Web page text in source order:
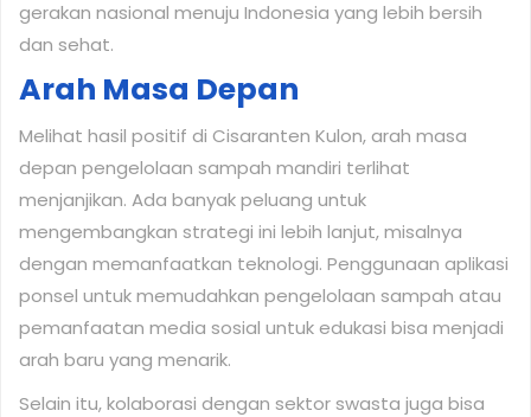
gerakan nasional menuju Indonesia yang lebih bersih
dan sehat.
Arah Masa Depan
Melihat hasil positif di Cisaranten Kulon, arah masa
depan pengelolaan sampah mandiri terlihat
menjanjikan. Ada banyak peluang untuk
mengembangkan strategi ini lebih lanjut, misalnya
dengan memanfaatkan teknologi. Penggunaan aplikasi
ponsel untuk memudahkan pengelolaan sampah atau
pemanfaatan media sosial untuk edukasi bisa menjadi
arah baru yang menarik.
Selain itu, kolaborasi dengan sektor swasta juga bisa